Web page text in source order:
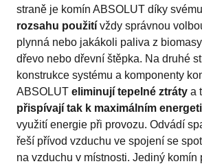
straně je komín ABSOLUT díky svému
rozsahu použití vždy správnou
plynná nebo jakákoli paliva z
dřevo nebo dřevní štěpka. Na druhé
konstrukce systému a komponenty
ABSOLUT eliminují tepelné ztráty a
přispívají tak k maximálním
využití energie při provozu. Odvádí
řeší přívod vzduchu ve spojení se
na vzduchu v místnosti. Jediný komín